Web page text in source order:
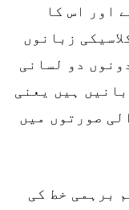
اور اس کا
زبانوں
دو لسانی
ہیں یعنی
صورتوں میں
برہمی خط کی